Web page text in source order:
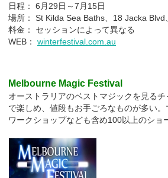
日程： 6月29日～7月15日
場所： St Kilda Sea Baths、18 Jacka Blvd
料金： セッションによって異なる
WEB： winterfestival.com.au
Melbourne Magic Festival
オーストラリアのベストマジックを見る
で楽しめ、値段もお手ごろなものが多い
ワークショップなども含め100以上のショ